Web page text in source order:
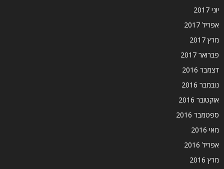
יוני 2017
אפריל 2017
מרץ 2017
פברואר 2017
דצמבר 2016
נובמבר 2016
אוקטובר 2016
ספטמבר 2016
מאי 2016
אפריל 2016
מרץ 2016